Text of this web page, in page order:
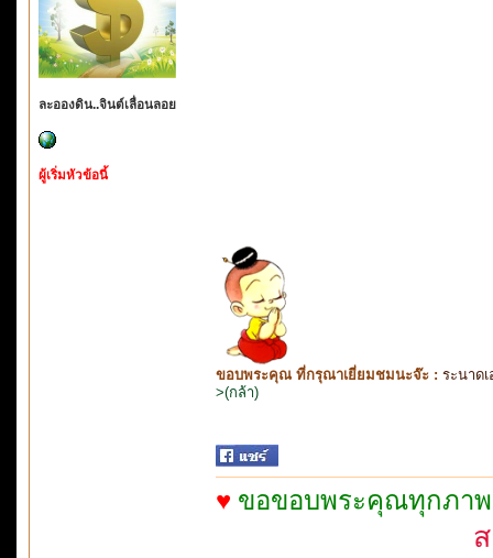
ละอองดิน..จินต์เลื่อนลอย
ผู้เริ่มหัวข้อนี้
ขอบพระคุณ ที่กรุณาเยี่ยมชมนะจ๊ะ : ระนาดเ
>(กล้า)
♥ ขอขอบพระคุณทุกภาพ